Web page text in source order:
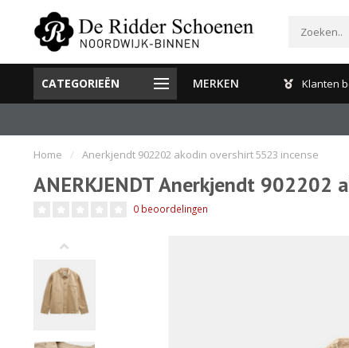
CATEGORIEËN MERKEN
Gratis verzenden en retour binnen Nederland Klanten
Home / Anerkjendt 902202 akodin overshirt 5523 incense
ANERKJENDT Anerkjendt 902202
0 beoordelingen